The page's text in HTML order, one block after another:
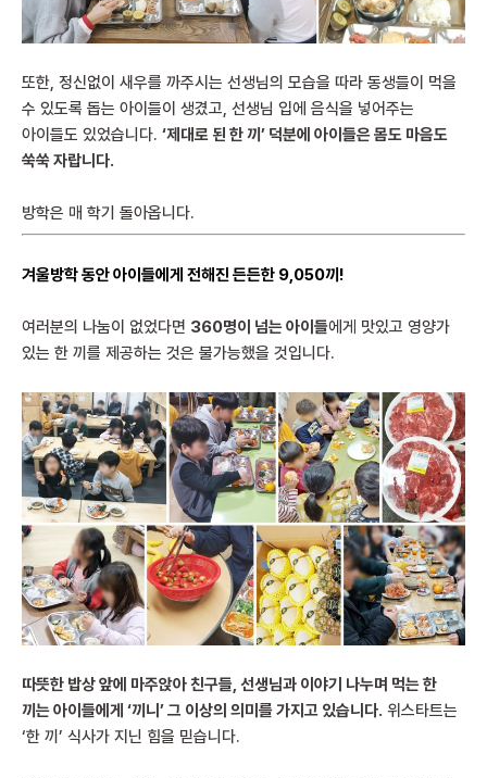
또한, 정신없이 새우를 까주시는 선생님의 모습을 따라 동생들이 먹을
수 있도록 돕는 아이들이 생겼고, 선생님 입에 음식을 넣어주는
아이들도 있었습니다. ‘제대로 된 한 끼’ 덕분에 아이들은 몸도 마음도
쑥쑥 자랍니다.
방학은 매 학기 돌아옵니다.
겨울방학 동안 아이들에게 전해진 든든한 9,050끼!
여러분의 나눔이 없었다면 360명이 넘는 아이들에게 맛있고 영양가
있는 한 끼를 제공하는 것은 불가능했을 것입니다.
따뜻한 밥상 앞에 마주앉아 친구들, 선생님과 이야기 나누며 먹는 한
끼는 아이들에게 ‘끼니’ 그 이상의 의미를 가지고 있습니다. 위스타트는
‘한 끼’ 식사가 지닌 힘을 믿습니다.